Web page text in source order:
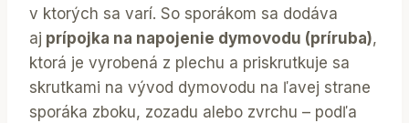
v ktorých sa varí. So sporákom sa dodáva
aj prípojka na napojenie dymovodu (príruba),
ktorá je vyrobená z plechu a priskrutkuje sa
skrutkami na vývod dymovodu na ľavej strane
sporáka zboku, zozadu alebo zvrchu – podľa